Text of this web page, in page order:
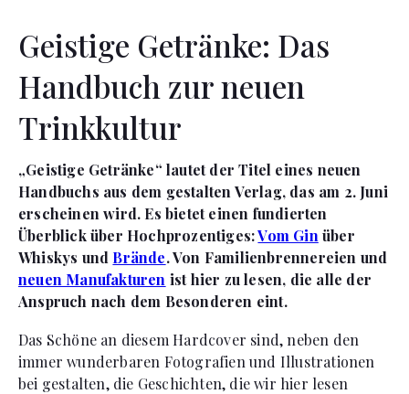
Geistige Getränke: Das
Handbuch zur neuen
Trinkkultur
„Geistige Getränke“ lautet der Titel eines neuen
Handbuchs aus dem gestalten Verlag, das am 2. Juni
erscheinen wird. Es bietet einen fundierten
Überblick über Hochprozentiges:Vom Gin über
Whiskys und Brände. Von Familienbrennereien und
neuen Manufakturen ist hier zu lesen, die alle der
Anspruch nach dem Besonderen eint.
Das Schöne an diesem Hardcover sind, neben den
immer wunderbaren Fotografien und Illustrationen
bei gestalten, die Geschichten, die wir hier lesen